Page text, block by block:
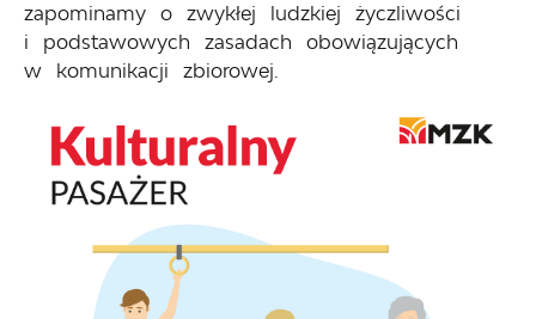
zapominamy o zwykłej ludzkiej życzliwości
i podstawowych zasadach obowiązujących
w komunikacji zbiorowej.